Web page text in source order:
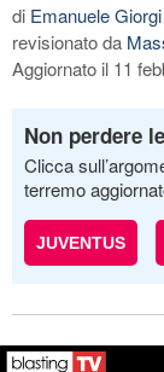
di Emanuele Giorgi
revisionato da
Aggiornato il 11
Non perdere
Clicca
terremo
JUVENTUS